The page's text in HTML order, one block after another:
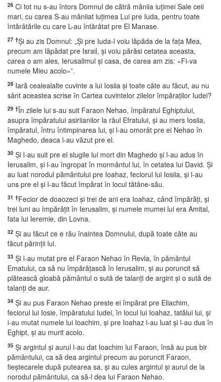
26 Ci tot nu s-au întors Domnul de cătră mâniia iuţimei Sale ceii
mari, cu carea S-au mâniiat iuţimea Lui pre Iuda, pentru toate
întărâtările cu care L-au întărâtat pre El Manase.
27 †Şi au zis Domnul: „Şi pre Iuda-l voiu lăpăda de la faţa Mea,
precum am lăpădat pre Israil, şi voiu părăsi cetatea aceasta,
carea o am ales, Ierusalimul şi casa, de carea am zis: «Fi-va
numele Mieu acolo»”.
28 Iară cealealalte cuvinte a lui Iosiia şi toate câte au făcut, au nu
sânt aceastea scrise în Cartea cuvintelor zilelor împăraţilor Iudei?
29 †În zilele lui s-au suit Faraon Nehao, împăratul Eghiptului,
asupra împăratului asiriianilor la râul Efratului, şi au mers Iosiia,
împăratul, întru întimpinarea lui, şi l-au omorât pre el Nehao în
Maghedo, deaca l-au văzut pre el.
30 Şi l-au suit pre el slugile lui mort din Maghedo şi l-au adus în
Ierusalim, şi l-au îngropat în mormântul lui, în cetatea lui David. Şi
au luat norodul pământului pre Ioahaz, feciorul lui Iosiia, şi l-au
uns pre el şi l-au făcut împărat în locul tătâne-său.
31 †Fecior de doaozeci şi trei de ani era Ioahaz, când împărăţi, şi
trei luni au împărăţit în Ierusalim, şi numele mumei lui era Amital,
fata lui Ieremie, din Lovna.
32 Şi au făcut ce e rău înaintea Domnului, după toate câte au
făcut părinţii lui.
33 Şi l-au mutat pre el Faraon Nehao în Revla, în pământul
Ematului, ca să nu împărăţască în Ierusalim, şi au poruncit să
plătească gloabă pământul o sută de talanţi de argint şi o sută de
talanţi de aur.
34 Şi au pus Faraon Nehao preste ei împărat pre Eliachim,
feciorul lui Iosie, împăratului Iudei, în locul lui Ioahaz, tatălui lui, şi
i-au mutat numele lui Ioachim, şi pre Ioahaz l-au luat şi l-au dus în
Eghipt, şi au murit acolo.
35 Şi argintul şi aurul l-au dat Ioachim lui Faraon, însă au pus bir
pământului, ca să dea argintul precum au poruncit Faraon,
fieştecarele după putearea sa, şi au cules argintul şi aurul de la
norodul pământului, ca să-l dea lui Faraon Nehao.